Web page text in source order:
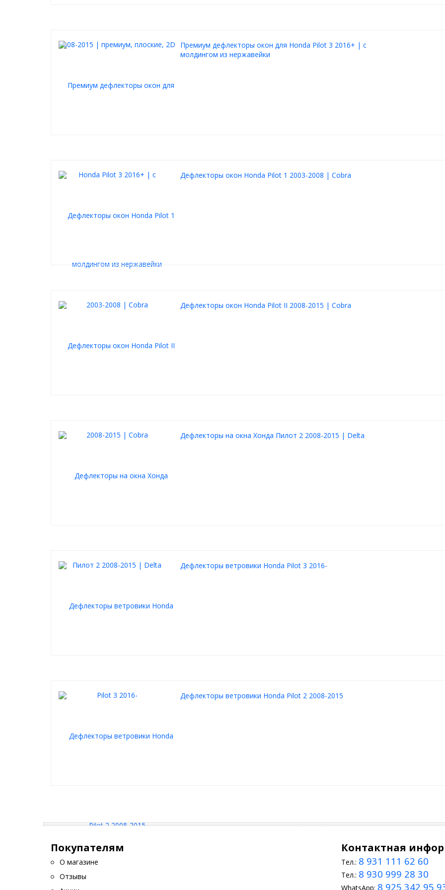
Премиум дефлекторы окон для Honda Pilot 3 2016+ | с
молдингом из нержавейки
Дефлекторы окон Honda Pilot 1 2003-2008 | Cobra
Дефлекторы окон Honda Pilot II 2008-2015 | Cobra
Дефлекторы на окна Хонда Пилот 2 2008-2015 | Delta
Дефлекторы ветровики Honda Pilot 3 2016-
Дефлекторы ветровики Honda Pilot 2 2008-2015
Покупателям
О магазине
Отзывы
Контактная
Тел.: 8 931 111 62 60
Тел.: 8 930 999 28 30
WhatsApp: 8 925 342 95